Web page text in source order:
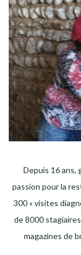
Depuis 16 ans,
passion pour la
300 « visites
de 8000
magazines de